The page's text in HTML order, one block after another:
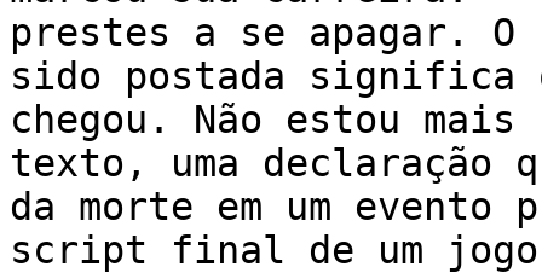
prestes a se apagar. O
sido postada significa
chegou. Não estou
texto, uma declaração
da morte em um evento
script final de um